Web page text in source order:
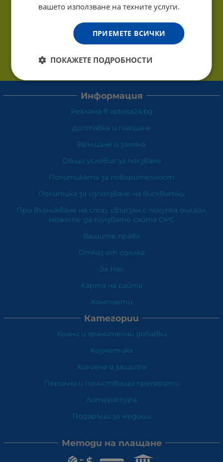
Информация
Реклама в apteka24.bg
Доставка и плащане
Връщане и замяна
Общи условия за ползване
Политиката за поверителност
Политика за използване на бисквитки
При възникване на спор, свързан с покупка онлайн,
можете да ползвате сайта ОРС
Вашите права
Отказ от сделка
За Нас
Карта на сайта
Контакти
Категории
Храни и хранителни добавки
Козметика
Хигиена и защита
Перилни и почистващи препарати
Литература
Подаръци за медици
Методи на плащане
вашето използване на техните услуги.
ПРИЕМЕТЕ ВСИЧКИ
ПОКАЖЕТЕ ПОДРОБНОСТИ